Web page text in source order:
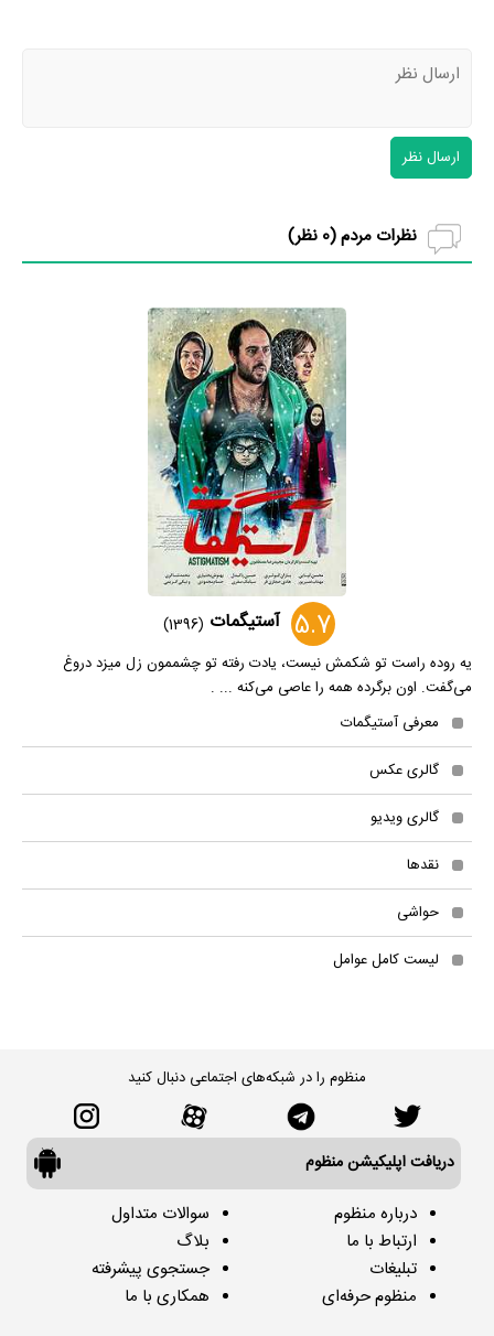
ارسال نظر
نظرات مردم (0 نظر)
5.7 آستیگمات (1396)
یه روده راست تو شکمش نیست، یادت رفته تو چشممون زل میزد دروغ
می‌گفت. اون برگرده همه را عاصی می‌کنه ... .
معرفی آستیگمات
گالری عکس
گالری ویدیو
نقدها
حواشی
لیست کامل عوامل
منظوم را در شبکه‌های اجتماعی دنبال کنید
دریافت اپلیکیشن منظوم
درباره منظوم
ارتباط با ما
تبلیغات
منظوم حرفه‌ای
سوالات متداول
بلاگ
جستجوی پیشرفته
همکاری با ما